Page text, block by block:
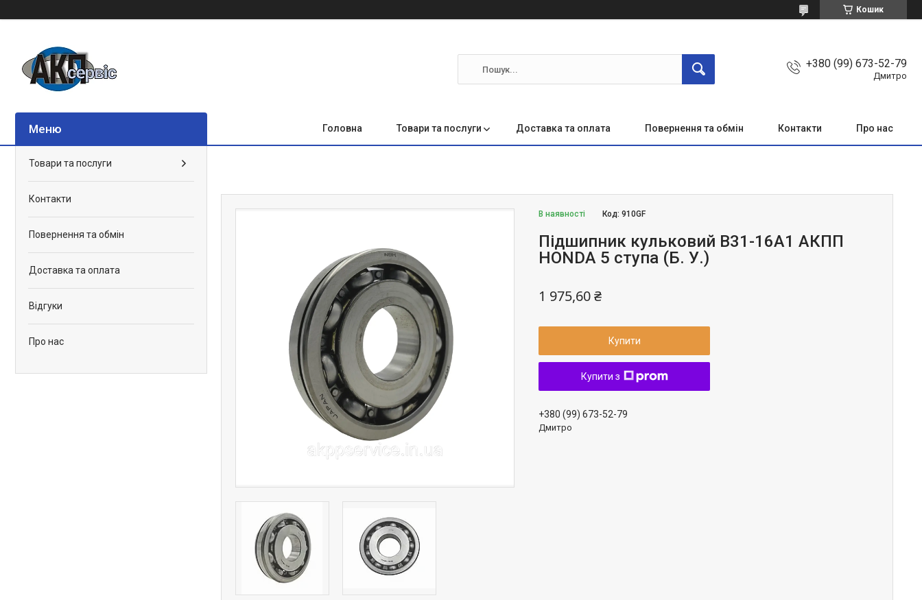
Кошик
+380 (99) 673-52-79
Дмитро
Головна Товари та послуги Доставка та оплата Повернення та обмін Контакти Про нас
В наявності Код:910GF
Підшипник кульковий B31-16A1 АКПП
HONDA 5 ступа (Б. У.)
1 975,60 ₴
Купити
Купити з
+380 (99) 673-52-79
Дмитро
Товари та послуги
Контакти
Повернення та обмін
Доставка та оплата
Відгуки
Про нас